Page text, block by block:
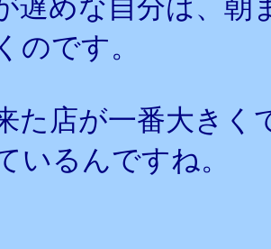
遅めな自分は、
のです。
た店が一番大き
いるんですね。